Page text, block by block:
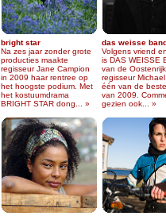
bright star
Na zes jaar zonder grote
producties maakte
regisseur Jane Campion
in 2009 haar rentree op
het hoogste podium. Met
het kostuumdrama
BRIGHT STAR dong... »
das weisse
Volgens vriend
is DAS WEISSE
van de
regisseur
één van de
van 2009.
gezien ook... »